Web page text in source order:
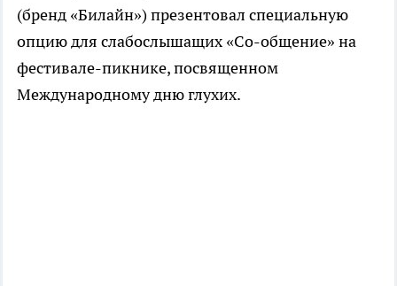
(бренд «Билайн») презентовал специальную
опцию для слабослышащих «Со-общение» на
фестивале-пикнике, посвященном
Международному дню глухих.